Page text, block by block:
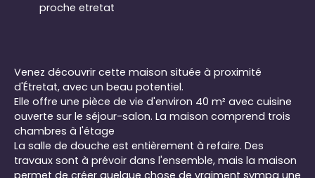
proche etretat
Venez découvrir cette maison située à proximité
d'Étretat, avec un beau potentiel.
Elle offre une pièce de vie d'environ 40 m² avec cuisine
ouverte sur le séjour-salon. La maison comprend trois
chambres à l'étage
La salle de douche est entièrement à refaire. Des
travaux sont à prévoir dans l'ensemble, mais la maison
permet de créer quelque chose de vraiment sympa une